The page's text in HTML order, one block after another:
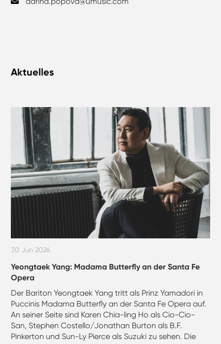
Aktuelles
30 Jun 2026
Yeongtaek Yang: Madama Butterfly an der Santa Fe
Opera
Der Bariton Yeongtaek Yang tritt als Prinz Yamadori in
Puccinis Madama Butterfly an der Santa Fe Opera auf.
An seiner Seite sind Karen Chia-ling Ho als Cio-Cio-
San, Stephen Costello/Jonathan Burton als B.F.
Pinkerton und Sun-Ly Pierce als Suzuki zu sehen. Die